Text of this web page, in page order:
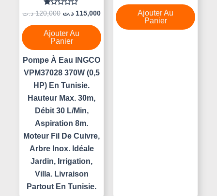
Note
Sur
5
120,000 د.ت 115,000 د.ت
Ajouter Au
Panier
Pompe À Eau INGCO
VPM37028 370W (0,5
HP) En Tunisie.
Hauteur Max. 30m,
Débit 30 L/min,
Aspiration 8m.
Moteur Fil De Cuivre,
Arbre Inox. Idéale
Jardin, Irrigation,
Villa. Livraison
Partout En Tunisie.
Sur
5
Ajouter Au
Panier